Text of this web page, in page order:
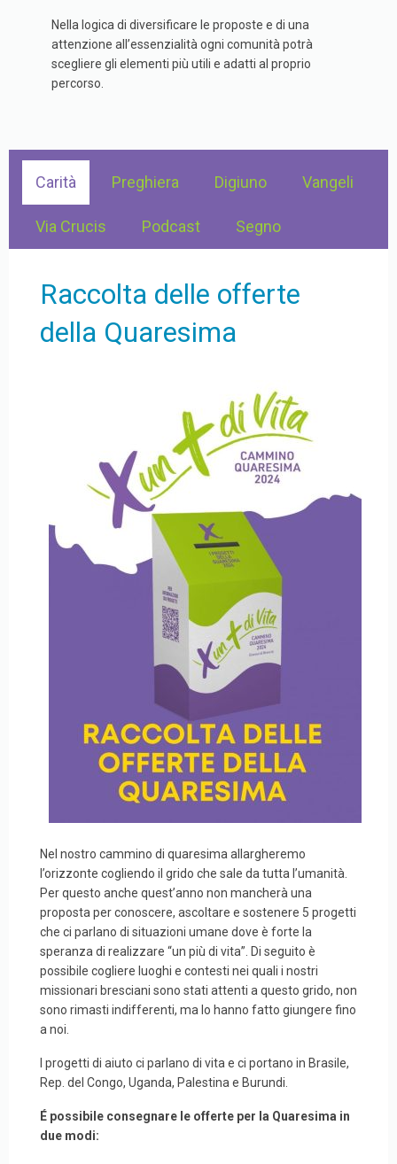
Nella logica di diversificare le proposte e di una
attenzione all’essenzialità ogni comunità potrà
scegliere gli elementi più utili e adatti al proprio
percorso.
Carità Preghiera Digiuno Vangeli
Via Crucis Podcast Segno
Raccolta delle offerte
della Quaresima
Nel nostro cammino di quaresima allargheremo
l’orizzonte cogliendo il grido che sale da tutta l’umanità.
Per questo anche quest’anno non mancherà una
proposta per conoscere, ascoltare e sostenere 5 progetti
che ci parlano di situazioni umane dove è forte la
speranza di realizzare “un più di vita”. Di seguito è
possibile cogliere luoghi e contesti nei quali i nostri
missionari bresciani sono stati attenti a questo grido, non
sono rimasti indifferenti, ma lo hanno fatto giungere fino
a noi.
I progetti di aiuto ci parlano di vita e ci portano in Brasile,
Rep. del Congo, Uganda, Palestina e Burundi.
É possibile consegnare le offerte per la Quaresima in
due modi: